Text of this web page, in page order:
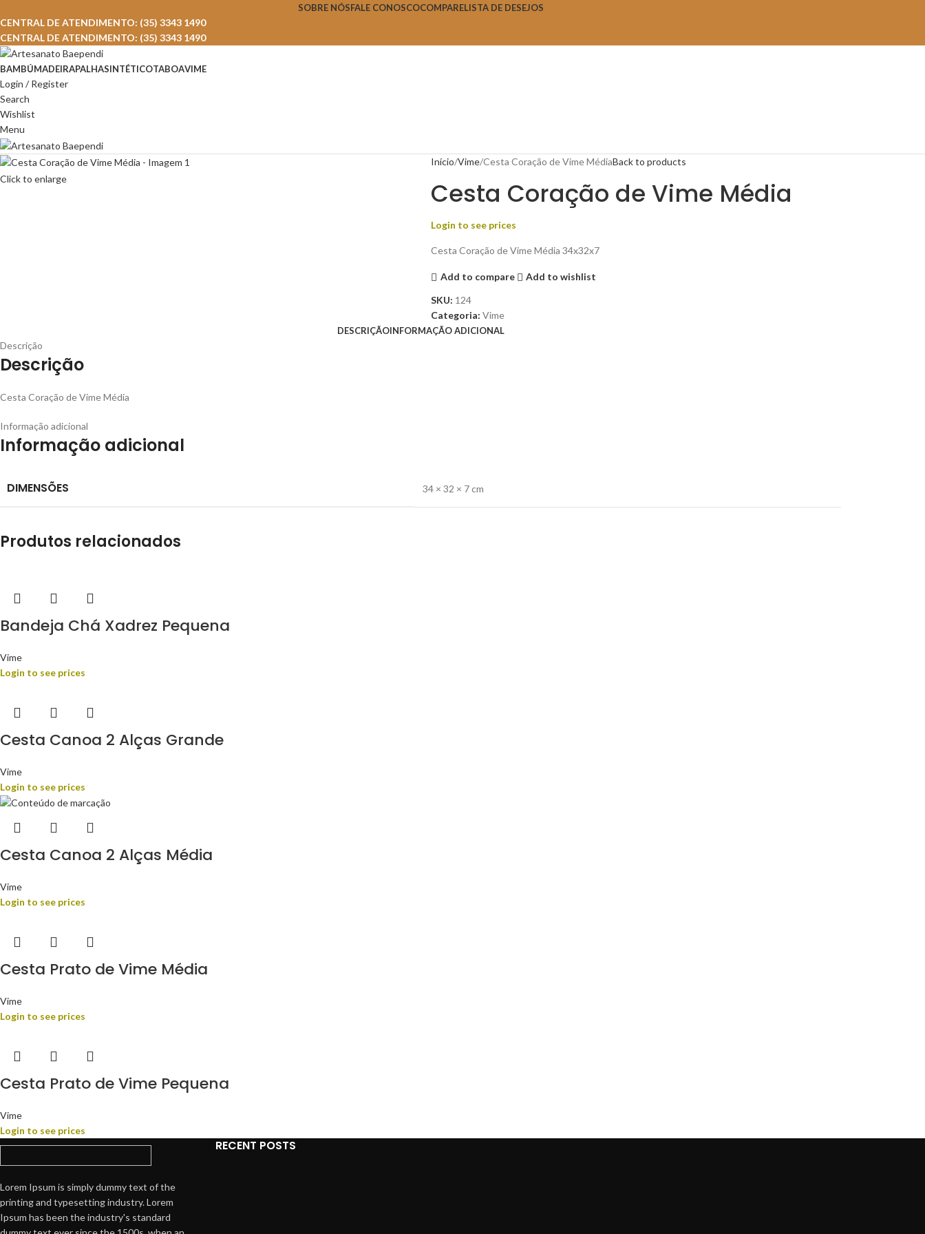
SOBRE NÓSFALE CONOSCOCOMPARELISTA DE DESEJOS
CENTRAL DE ATENDIMENTO: (35) 3343 1490
CENTRAL DE ATENDIMENTO: (35) 3343 1490
BAMBÚMADEIRAPALHASINTÉTICOTABOAVIME
Login / Register
Search
Wishlist
Menu
Click to enlarge
Início Vime Cesta Coração de Vime MédiaBack to products
Cesta Coração de Vime Média
Login to see prices
Cesta Coração de Vime Média 34x32x7
Add to compare
Add to wishlist
SKU: 124
Categoria: Vime
DESCRIÇÃOINFORMAÇÃO ADICIONAL
Descrição
Descrição
Cesta Coração de Vime Média
Informação adicional
Informação adicional
DIMENSÕES 34 × 32 × 7 cm
Produtos relacionados
Bandeja Chá Xadrez Pequena
Vime
Login to see prices
Cesta Canoa 2 Alças Grande
Vime
Login to see prices
Cesta Canoa 2 Alças Média
Vime
Login to see prices
Cesta Prato de Vime Média
Vime
Login to see prices
Cesta Prato de Vime Pequena
Vime
Login to see prices
Lorem Ipsum is simply dummy text of the
printing and typesetting industry. Lorem
Ipsum has been the industry's standard
RECENT POSTS